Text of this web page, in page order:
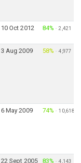
10 Oct 2012 84% ·2,421
3 Aug 2009 58% ·4,977
6 May 2009 74% · 10,618
22 Sept 2005 83% ·4,143